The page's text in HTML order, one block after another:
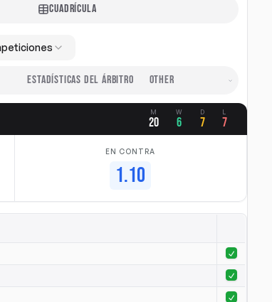
CUADRÍCULA
ESTADÍSTICAS DEL ÁRBITRO
M
20
W
6
D
7
L
7
EN CONTRA
1.10